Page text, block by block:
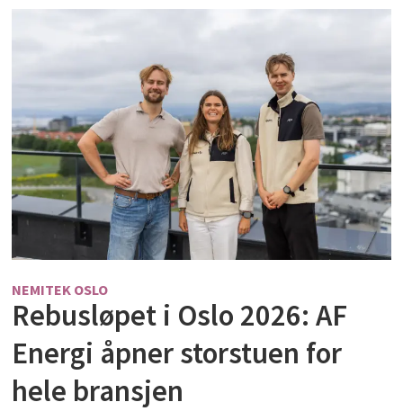
NEMITEK OSLO
Rebusløpet i Oslo 2026: AF
Energi åpner storstuen for
hele bransjen